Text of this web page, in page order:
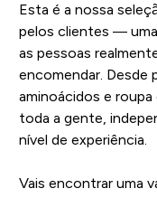
Esta é a nossa
pelos clientes —
as pessoas
encomendar. Desde
aminoácidos e roupa
toda a gente,
nível de experiência.
Vais encontrar uma